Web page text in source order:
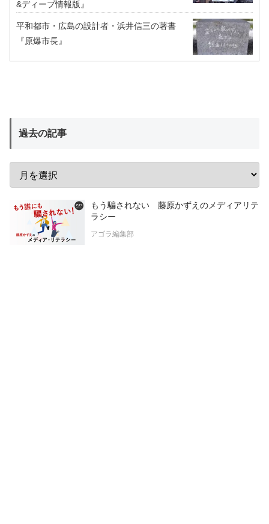
&ディープ情報版』
平和都市・広島の設計者・浜井信三の著書
『原爆市長』
過去の記事
もう騙されない 藤原かずえのメディアリテ
ラシー
アゴラ編集部